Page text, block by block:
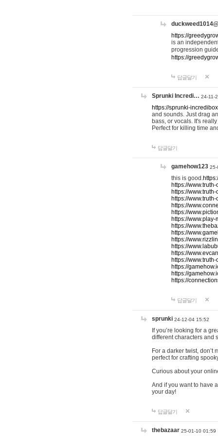
https://
is an
progression
https://
답글달기
Sprunki Incredi… 24-11-
https://sprunki-
and sounds. Just drag
bass, or vocals. It's
Perfect for killing time
답글달기
gamehow123 25-
this is good.
https://
https://
https://
https://
https://
https://
https://
https://
https://
https://
https://
https://
https://
https://
https://
답글달기
sprunki 24-12-04 15:52
If you’re looking for a
different characters and
For a darker twist, don’t
perfect for crafting
Curious about your
And if you want to have
your day!
답글달기
thebazaar 25-01-10 01:59